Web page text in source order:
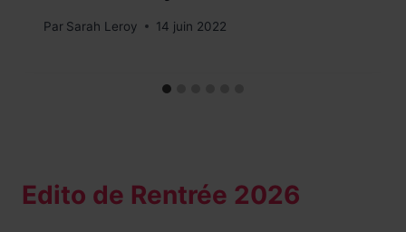
Par Sarah Leroy 14 juin 2022
Edito de Rentrée 2026